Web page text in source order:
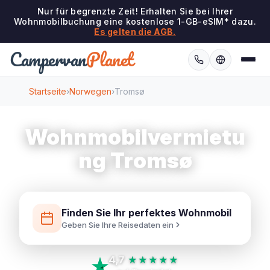
Nur für begrenzte Zeit! Erhalten Sie bei Ihrer
Wohnmobilbuchung eine kostenlose 1-GB-eSIM* dazu.
Es gelten die AGB.
CampervanPlanet
Startseite›Norwegen›Tromsø
Wohnmobilvermietu
ng Tromsø
Finden Sie Ihr perfektes Wohnmobil
Geben Sie Ihre Reisedaten ein
4,7 ★★★★★